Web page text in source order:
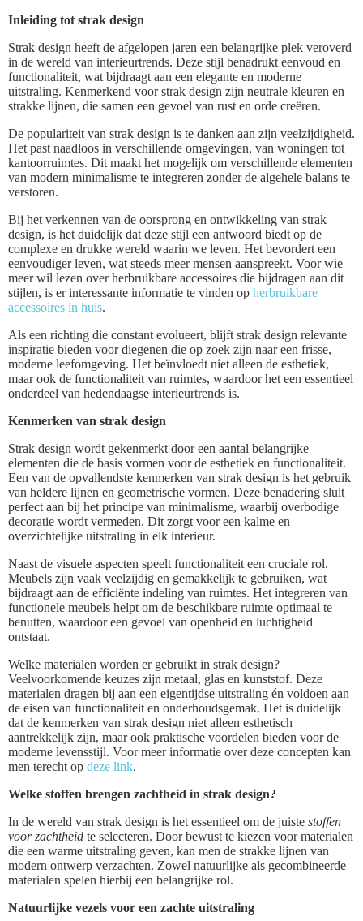
Inleiding tot strak design
Strak design heeft de afgelopen jaren een belangrijke plek veroverd
in de wereld van interieurtrends. Deze stijl benadrukt eenvoud en
functionaliteit, wat bijdraagt aan een elegante en moderne
uitstraling. Kenmerkend voor strak design zijn neutrale kleuren en
strakke lijnen, die samen een gevoel van rust en orde creëren.
De populariteit van strak design is te danken aan zijn veelzijdigheid.
Het past naadloos in verschillende omgevingen, van woningen tot
kantoorruimtes. Dit maakt het mogelijk om verschillende elementen
van modern minimalisme te integreren zonder de algehele balans te
verstoren.
Bij het verkennen van de oorsprong en ontwikkeling van strak
design, is het duidelijk dat deze stijl een antwoord biedt op de
complexe en drukke wereld waarin we leven. Het bevordert een
eenvoudiger leven, wat steeds meer mensen aanspreekt. Voor wie
meer wil lezen over herbruikbare accessoires die bijdragen aan dit
stijlen, is er interessante informatie te vinden op herbruikbare
accessoires in huis.
Als een richting die constant evolueert, blijft strak design relevante
inspiratie bieden voor diegenen die op zoek zijn naar een frisse,
moderne leefomgeving. Het beïnvloedt niet alleen de esthetiek,
maar ook de functionaliteit van ruimtes, waardoor het een essentieel
onderdeel van hedendaagse interieurtrends is.
Kenmerken van strak design
Strak design wordt gekenmerkt door een aantal belangrijke
elementen die de basis vormen voor de esthetiek en functionaliteit.
Een van de opvallendste kenmerken van strak design is het gebruik
van heldere lijnen en geometrische vormen. Deze benadering sluit
perfect aan bij het principe van minimalisme, waarbij overbodige
decoratie wordt vermeden. Dit zorgt voor een kalme en
overzichtelijke uitstraling in elk interieur.
Naast de visuele aspecten speelt functionaliteit een cruciale rol.
Meubels zijn vaak veelzijdig en gemakkelijk te gebruiken, wat
bijdraagt aan de efficiënte indeling van ruimtes. Het integreren van
functionele meubels helpt om de beschikbare ruimte optimaal te
benutten, waardoor een gevoel van openheid en luchtigheid
ontstaat.
Welke materialen worden er gebruikt in strak design?
Veelvoorkomende keuzes zijn metaal, glas en kunststof. Deze
materialen dragen bij aan een eigentijdse uitstraling én voldoen aan
de eisen van functionaliteit en onderhoudsgemak. Het is duidelijk
dat de kenmerken van strak design niet alleen esthetisch
aantrekkelijk zijn, maar ook praktische voordelen bieden voor de
moderne levensstijl. Voor meer informatie over deze concepten kan
men terecht op deze link.
Welke stoffen brengen zachtheid in strak design?
In de wereld van strak design is het essentieel om de juiste stoffen
voor zachtheid te selecteren. Door bewust te kiezen voor materialen
die een warme uitstraling geven, kan men de strakke lijnen van
modern ontwerp verzachten. Zowel natuurlijke als gecombineerde
materialen spelen hierbij een belangrijke rol.
Natuurlijke vezels voor een zachte uitstraling